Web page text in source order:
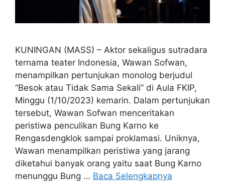
KUNINGAN (MASS) – Aktor sekaligus sutradara
ternama teater Indonesia, Wawan Sofwan,
menampilkan pertunjukan monolog berjudul
“Besok atau Tidak Sama Sekali” di Aula FKIP,
Minggu (1/10/2023) kemarin. Dalam pertunjukan
tersebut, Wawan Sofwan menceritakan
peristiwa penculikan Bung Karno ke
Rengasdengklok sampai proklamasi. Uniknya,
Wawan menampilkan peristiwa yang jarang
diketahui banyak orang yaitu saat Bung Karno
menunggu Bung … Baca Selengkapnya